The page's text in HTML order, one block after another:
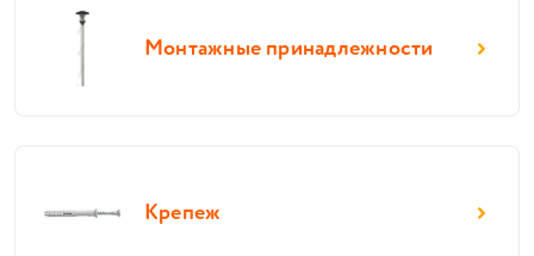
Монтажные принадлежности
Крепеж